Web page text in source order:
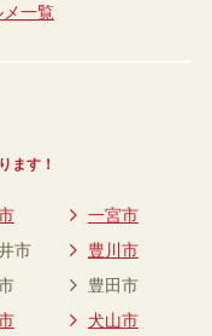
一覧
ます！
一宮市
市
豊川市
豊田市
犬山市